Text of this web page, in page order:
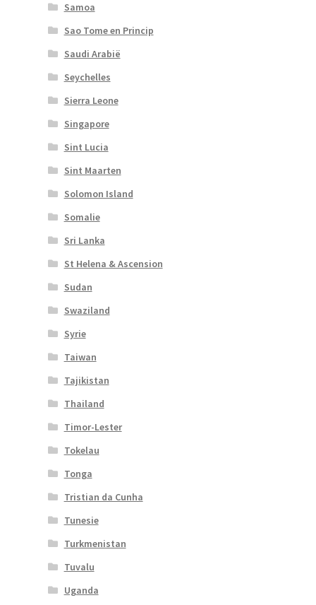
Samoa
Sao Tome en Princip
Saudi Arabië
Seychelles
Sierra Leone
Singapore
Sint Lucia
Sint Maarten
Solomon Island
Somalie
Sri Lanka
St Helena & Ascension
Sudan
Swaziland
Syrie
Taiwan
Tajikistan
Thailand
Timor-Lester
Tokelau
Tonga
Tristian da Cunha
Tunesie
Turkmenistan
Tuvalu
Uganda